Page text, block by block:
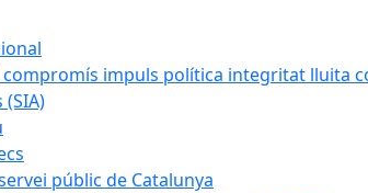
impuls política integritat lluita
públic de Catalunya